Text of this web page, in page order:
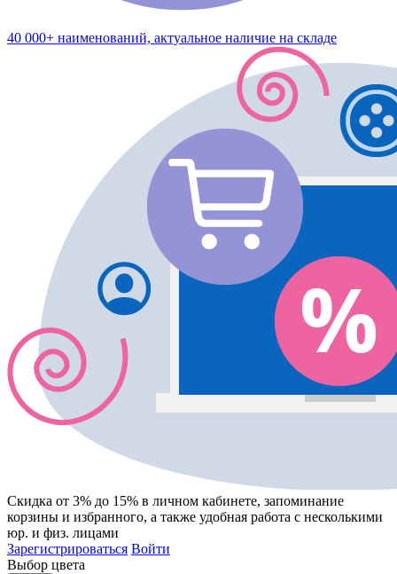
40 000+ наименований, актуальное наличие на складе
Скидка от 3% до 15% в личном кабинете, запоминание
корзины и избранного, а также удобная работа с несколькими
юр. и физ. лицами
Зарегистрироваться Войти
Выбор цвета